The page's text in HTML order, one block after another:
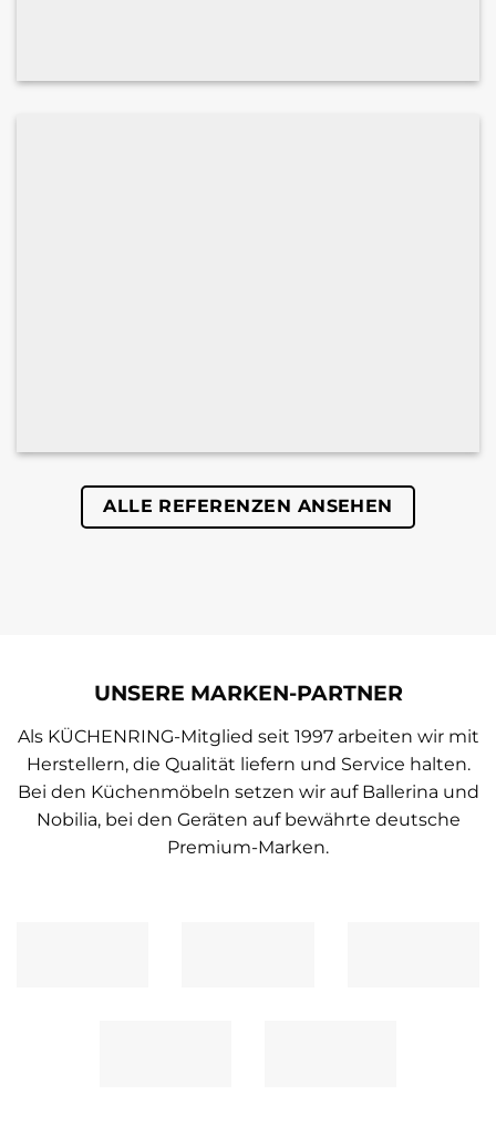
ALLE REFERENZEN ANSEHEN
UNSERE MARKEN-PARTNER
Als KÜCHENRING-Mitglied seit 1997 arbeiten wir mit
Herstellern, die Qualität liefern und Service halten.
Bei den Küchenmöbeln setzen wir auf Ballerina und
Nobilia, bei den Geräten auf bewährte deutsche
Premium-Marken.